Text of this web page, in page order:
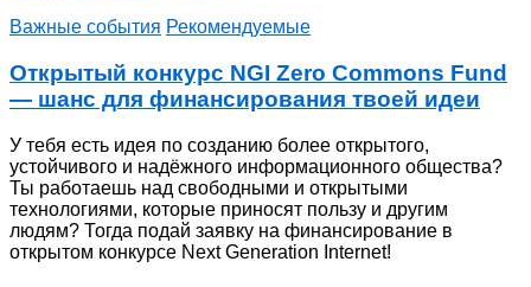
Важные события Рекомендуемые
Открытый конкурс NGI Zero Commons Fund
— шанс для финансирования твоей идеи
У тебя есть идея по созданию более открытого,
устойчивого и надёжногo информационного общества?
Ты работаешь над свободными и открытыми
технологиями, которые приносят пользу и другим
людям? Тогда подай заявку на финансирование в
открытом конкурсе Next Generation Internet!